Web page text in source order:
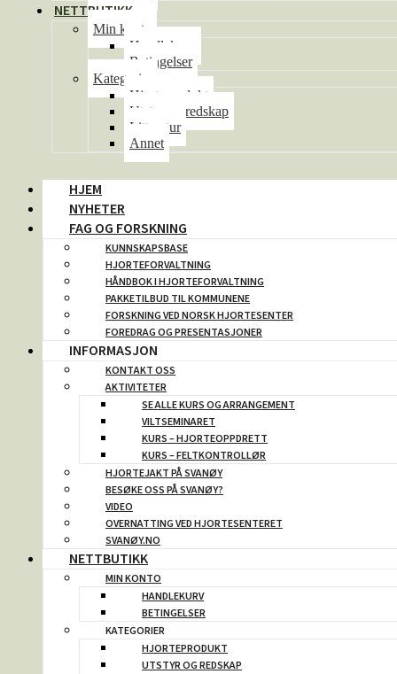
NETTBUTIKK
Min konto
Handlekurv
Betingelser
Kategorier
Hjorteprodukt
Utstyr og redskap
Litteratur
Annet
HJEM
NYHETER
FAG OG FORSKNING
KUNNSKAPSBASE
HJORTEFORVALTNING
HÅNDBOK I HJORTEFORVALTNING
PAKKETILBUD TIL KOMMUNENE
FORSKNING VED NORSK HJORTESENTER
FOREDRAG OG PRESENTASJONER
INFORMASJON
KONTAKT OSS
AKTIVITETER
SE ALLE KURS OG ARRANGEMENT
VILTSEMINARET
KURS – HJORTEOPPDRETT
KURS – FELTKONTROLLØR
HJORTEJAKT PÅ SVANØY
BESØKE OSS PÅ SVANØY?
VIDEO
OVERNATTING VED HJORTESENTERET
SVANØY.NO
NETTBUTIKK
MIN KONTO
HANDLEKURV
BETINGELSER
KATEGORIER
HJORTEPRODUKT
UTSTYR OG REDSKAP